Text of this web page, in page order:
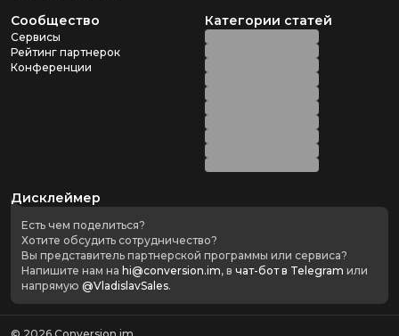
Сообщество
Сервисы
Рейтинг партнерок
Конференции
Категории статей
Дисклеймер
Есть чем поделиться?
Хотите обсудить сотрудничество?
Вы представитель партнерской программы или сервиса?
Напишите нам на hi@conversion.im, в чат-бот в Telegram или
напрямую @VladislavSales.